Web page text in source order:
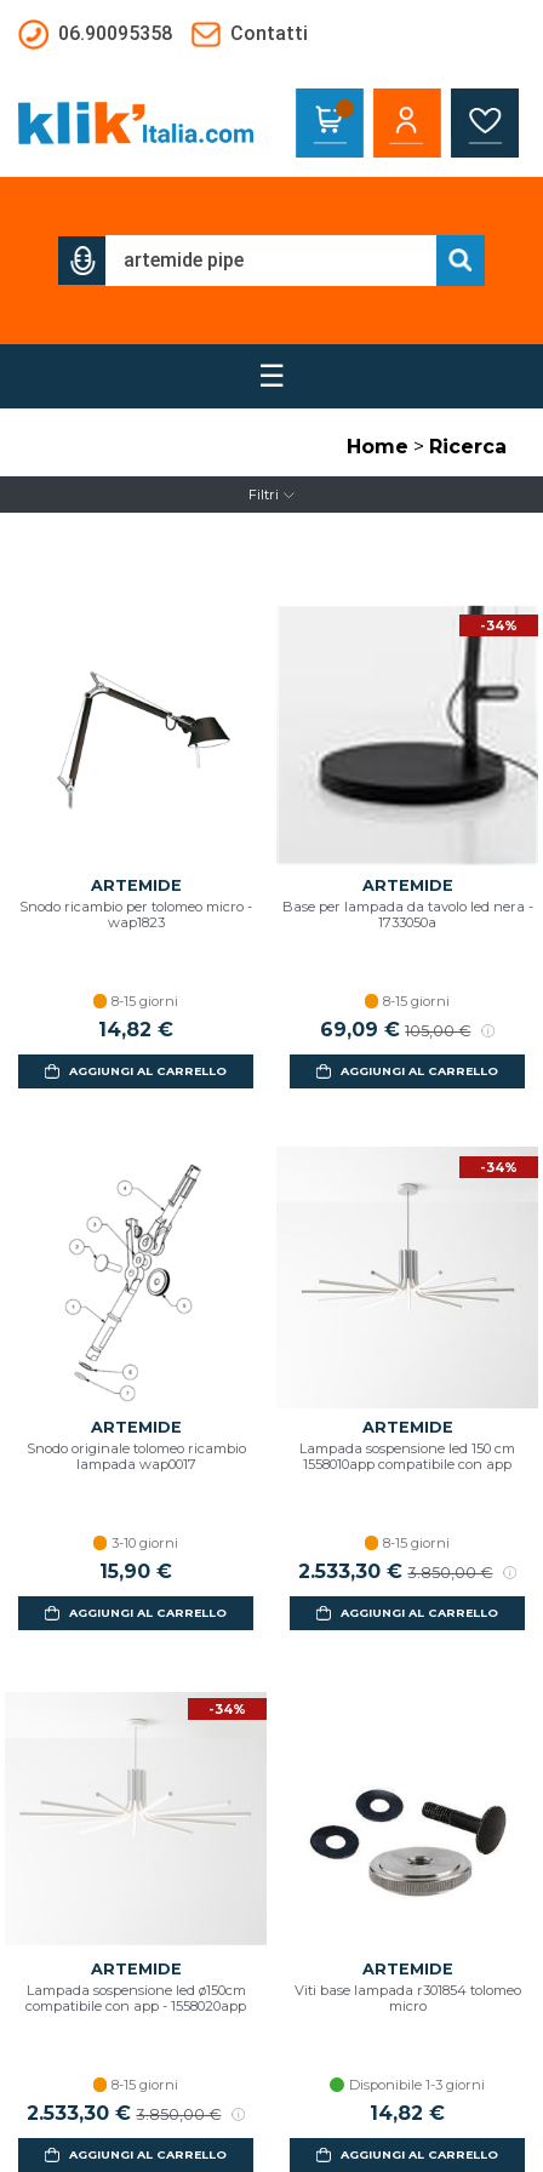
06.90095358
Contatti
☰
Home > Ricerca
Filtri
ARTEMIDE
Snodo ricambio per tolomeo micro -
wap1823
8-15 giorni
14,82 €
AGGIUNGI AL CARRELLO
-34%
ARTEMIDE
Base per lampada da tavolo led nera -
1733050a
8-15 giorni
Prezzo scontato
69,09 € Prezzo di listino
105,00 €
AGGIUNGI AL CARRELLO
ARTEMIDE
Snodo originale tolomeo ricambio
lampada wap0017
3-10 giorni
15,90 €
AGGIUNGI AL CARRELLO
-34%
ARTEMIDE
Lampada sospensione led 150 cm
1558010app compatibile con app
8-15 giorni
Prezzo scontato
2.533,30 € Prezzo di listino
3.850,00 €
AGGIUNGI AL CARRELLO
-34%
ARTEMIDE
Lampada sospensione led ø150cm
compatibile con app - 1558020app
8-15 giorni
Prezzo scontato
2.533,30 € Prezzo di listino
3.850,00 €
AGGIUNGI AL CARRELLO
ARTEMIDE
Viti base lampada r301854 tolomeo
micro
Disponibile 1-3 giorni
14,82 €
AGGIUNGI AL CARRELLO